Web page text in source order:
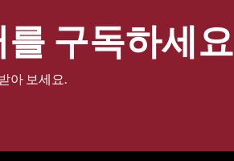
구독하세요
아 보세요.